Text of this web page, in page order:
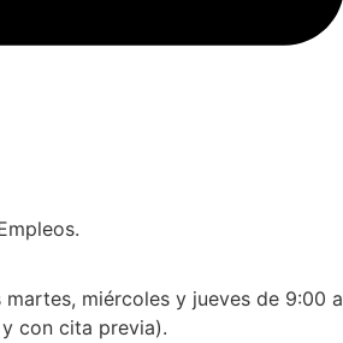
miércoles y jueves de 9:00 a
y con cita previa).